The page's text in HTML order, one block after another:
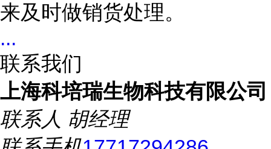
来及时做销货处理。
...
联系我们
上海科培瑞生物科技有限公司
联系人 胡经理